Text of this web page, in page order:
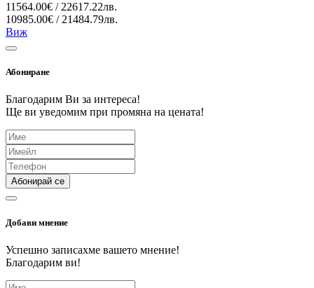
11564.00€ / 22617.22лв.
10985.00€ / 21484.79лв.
Виж
Абониране
Благодарим Ви за интереса!
Ще ви уведомим при промяна на цената!
Абонирай се
Добави мнение
Успешно записахме вашето мнение!
Благодарим ви!